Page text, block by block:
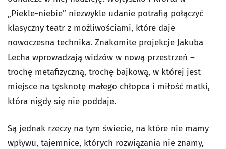
„Piekle-niebie” niezwykle udanie potrafią połączyć
klasyczny teatr z możliwościami, które daje
nowoczesna technika. Znakomite projekcje Jakuba
Lecha wprowadzają widzów w nową przestrzeń –
trochę metafizyczną, trochę bajkową, w której jest
miejsce na tęsknotę małego chłopca i miłość matki,
która nigdy się nie poddaje.
Są jednak rzeczy na tym świecie, na które nie mamy
wpływu, tajemnice, których rozwiązania nie znamy,